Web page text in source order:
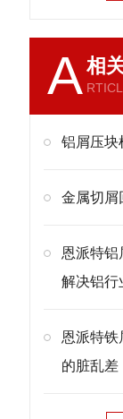
A相
铝屑压块
金属切屑
恩派特铝
解决铝行
恩派特铁
的脏乱差